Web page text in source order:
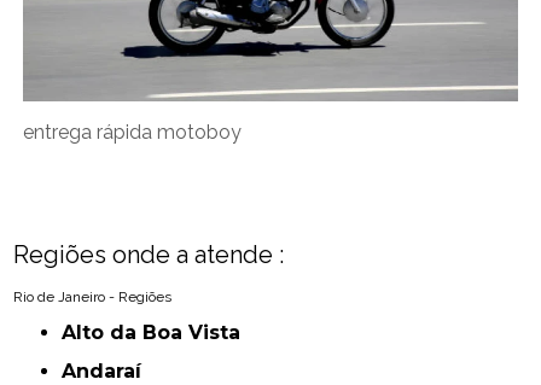
entrega rápida motoboy
Regiões onde a atende :
Rio de Janeiro - Regiões
Alto da Boa Vista
Andaraí